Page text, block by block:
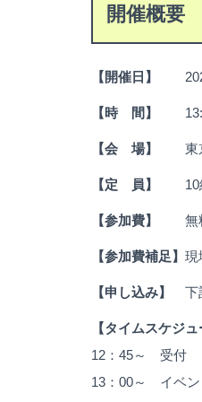
開催概要
【開催日】 2025
【時 間】
【会 場】 東
【定 員】 10
【参加費】 無
【参加費補足】 現
【申し込み】 下
【タイムスケジ
12：45～ 受付
13：00～ イベン